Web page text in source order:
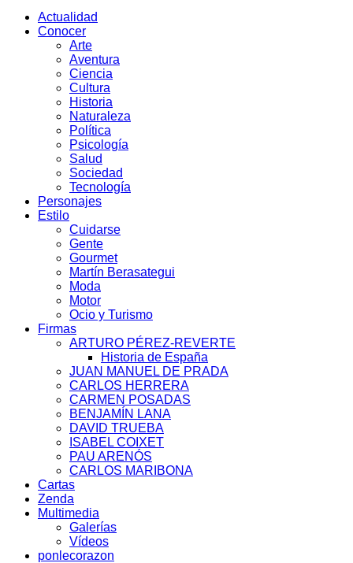
Actualidad
Conocer
Arte
Aventura
Ciencia
Cultura
Historia
Naturaleza
Política
Psicología
Salud
Sociedad
Tecnología
Personajes
Estilo
Cuidarse
Gente
Gourmet
Martín Berasategui
Moda
Motor
Ocio y Turismo
Firmas
ARTURO PÉREZ-REVERTE
Historia de España
JUAN MANUEL DE PRADA
CARLOS HERRERA
CARMEN POSADAS
BENJAMÍN LANA
DAVID TRUEBA
ISABEL COIXET
PAU ARENÓS
CARLOS MARIBONA
Cartas
Zenda
Multimedia
Galerías
Vídeos
ponlecorazon